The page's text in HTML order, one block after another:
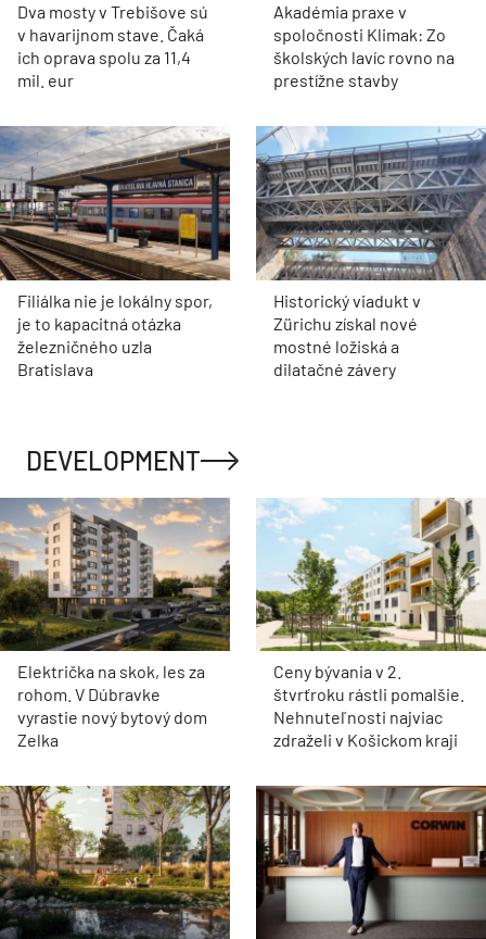
Dva mosty v Trebišove sú
v havarijnom stave. Čaká
ich oprava spolu za 11,4
mil. eur
Akadémia praxe v
spoločnosti Klimak: Zo
školských lavíc rovno na
prestížne stavby
Filiálka nie je lokálny spor,
je to kapacitná otázka
železničného uzla
Bratislava
Historický viadukt v
Zürichu získal nové
mostné ložiská a
dilatačné závery
DEVELOPMENT
Električka na skok, les za
rohom. V Dúbravke
vyrastie nový bytový dom
Zelka
Ceny bývania v 2.
štvrťroku rástli pomalšie.
Nehnuteľnosti najviac
zdraželi v Košickom kraji